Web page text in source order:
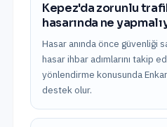
Kepez'da zorunlu
hasarında ne
Hasar anında önce güvenliği
hasar ihbar adımlarını takip
yönlendirme konusunda
destek olur.